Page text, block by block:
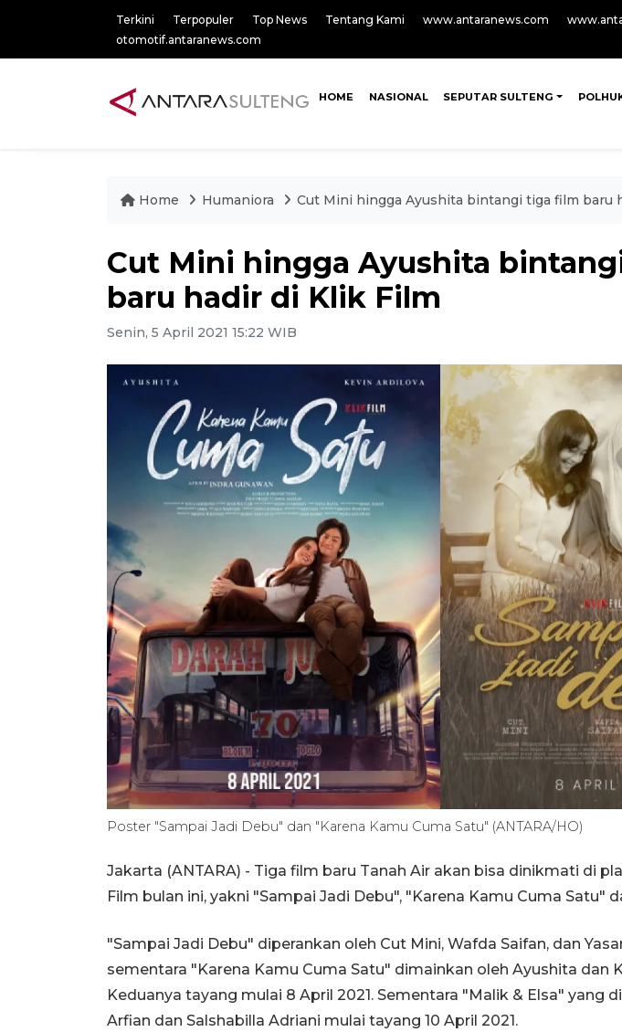
Terkini Terpopuler Top News Tentang Kami www.antaranews.com
otomotif.antaranews.com
HOME NASIONAL SEPUTAR SULTENG
Home Humaniora Cut Mini hingga Ayushita bintangi tiga film baru
Cut Mini hingga Ayushita
baru hadir di Klik Film
Senin, 5 April 2021 15:22 WIB
Poster "Sampai Jadi Debu" dan "Karena Kamu Cuma Satu" (ANTARA/HO)
Jakarta (ANTARA) - Tiga film baru Tanah Air akan bisa dinikmati di
Film bulan ini, yakni "Sampai Jadi Debu", "Karena Kamu Cuma Satu"
"Sampai Jadi Debu" diperankan oleh Cut Mini, Wafda Saifan, dan
sementara "Karena Kamu Cuma Satu" dimainkan oleh Ayushita dan
Keduanya tayang mulai 8 April 2021. Sementara "Malik & Elsa" yang
Arfian dan Salshabilla Adriani mulai tayang 10 April 2021.